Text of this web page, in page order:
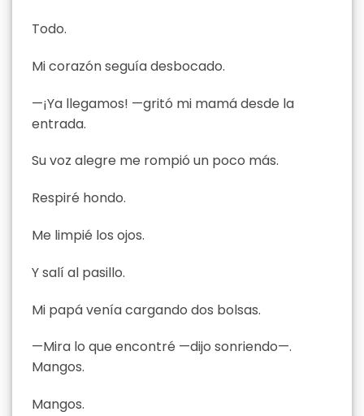
Todo.
Mi corazón seguía desbocado.
—¡Ya llegamos! —gritó mi mamá desde la
entrada.
Su voz alegre me rompió un poco más.
Respiré hondo.
Me limpié los ojos.
Y salí al pasillo.
Mi papá venía cargando dos bolsas.
—Mira lo que encontré —dijo sonriendo—.
Mangos.
Mangos.